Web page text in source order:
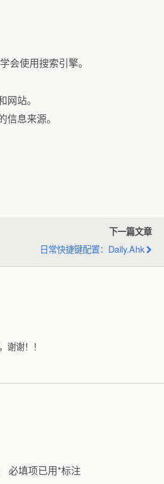
会使用搜索引擎。
站。
信息来源。
下一篇文章
日常快捷键配置：daily.ahk
谢谢！！
必填项已用*标注